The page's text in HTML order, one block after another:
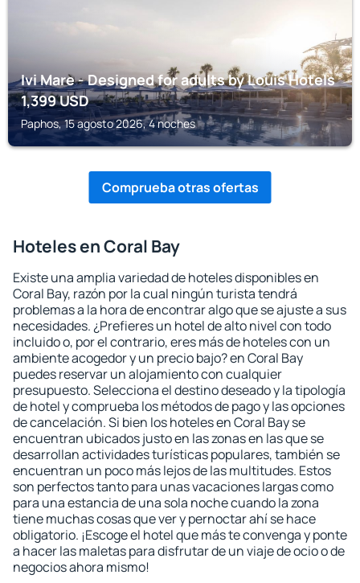
Ivi Mare - Designed for adults by Louis Hotels
1,399USD
Paphos, 15 agosto 2026, 4 noches
Comprueba otras ofertas
Hoteles en Coral Bay
Existe una amplia variedad de hoteles disponibles en
Coral Bay, razón por la cual ningún turista tendrá
problemas a la hora de encontrar algo que se ajuste a sus
necesidades. ¿Prefieres un hotel de alto nivel con todo
incluido o, por el contrario, eres más de hoteles con un
ambiente acogedor y un precio bajo? en Coral Bay
puedes reservar un alojamiento con cualquier
presupuesto. Selecciona el destino deseado y la tipología
de hotel y comprueba los métodos de pago y las opciones
de cancelación. Si bien los hoteles en Coral Bay se
encuentran ubicados justo en las zonas en las que se
desarrollan actividades turísticas populares, también se
encuentran un poco más lejos de las multitudes. Estos
son perfectos tanto para unas vacaciones largas como
para una estancia de una sola noche cuando la zona
tiene muchas cosas que ver y pernoctar ahí se hace
obligatorio. ¡Escoge el hotel que más te convenga y ponte
a hacer las maletas para disfrutar de un viaje de ocio o de
negocios ahora mismo!